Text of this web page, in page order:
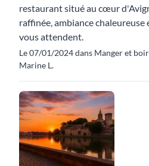
restaurant situé au cœur
raffinée, ambiance chaleureuse
vous attendent.
Le 07/01/2024 dans Manger et
Marine L.